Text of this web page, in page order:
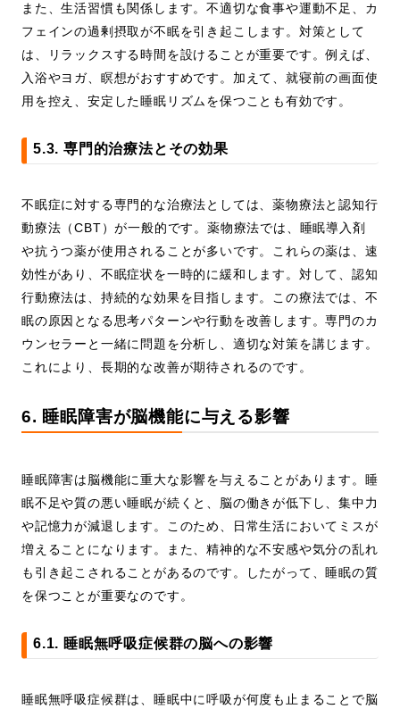
また、生活習慣も関係します。不適切な食事や運動不足、カ
フェインの過剰摂取が不眠を引き起こします。対策として
は、リラックスする時間を設けることが重要です。例えば、
入浴やヨガ、瞑想がおすすめです。加えて、就寝前の画面使
用を控え、安定した睡眠リズムを保つことも有効です。
5.3. 専門的治療法とその効果
不眠症に対する専門的な治療法としては、薬物療法と認知行
動療法（CBT）が一般的です。薬物療法では、睡眠導入剤
や抗うつ薬が使用されることが多いです。これらの薬は、速
効性があり、不眠症状を一時的に緩和します。対して、認知
行動療法は、持続的な効果を目指します。この療法では、不
眠の原因となる思考パターンや行動を改善します。専門のカ
ウンセラーと一緒に問題を分析し、適切な対策を講じます。
これにより、長期的な改善が期待されるのです。
6. 睡眠障害が脳機能に与える影響
睡眠障害は脳機能に重大な影響を与えることがあります。睡
眠不足や質の悪い睡眠が続くと、脳の働きが低下し、集中力
や記憶力が減退します。このため、日常生活においてミスが
増えることになります。また、精神的な不安感や気分の乱れ
も引き起こされることがあるのです。したがって、睡眠の質
を保つことが重要なのです。
6.1. 睡眠無呼吸症候群の脳への影響
睡眠無呼吸症候群は、睡眠中に呼吸が何度も止まることで脳